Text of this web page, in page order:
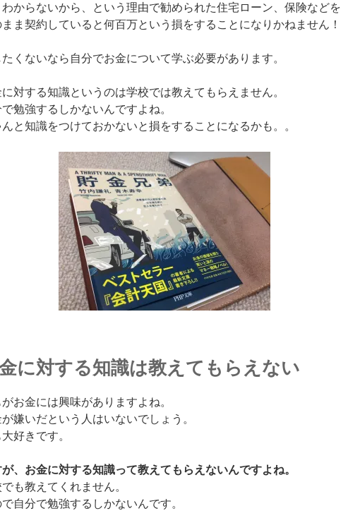
わからないから、という理由で勧められた住宅ローン、保険などを
まま契約していると何百万という損をすることになりかねません！
くないなら自分でお金について学ぶ必要があります。
に対する知識というのは学校では教えてもらえません。
で勉強するしかないんですよね。
んと知識をつけておかないと損をすることになるかも。。
に対する知識は教えてもらえない
お金には興味がありますよね。
嫌いだという人はいないでしょう。
好きです。
、お金に対する知識って教えてもらえないんですよね。
も教えてくれません。
自分で勉強するしかないんです。